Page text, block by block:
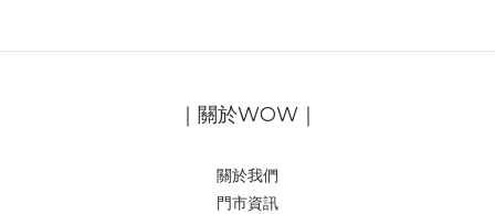
｜關於WOW｜
關於我們
門市資訊